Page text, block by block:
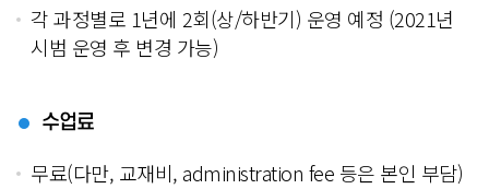
각 과정별로 1년에 2회(상/하반기) 운영 예정 (2021년
시범 운영 후 변경 가능)
수업료
무료(다만, 교재비, administration fee 등은 본인 부담)